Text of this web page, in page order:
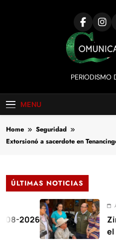
PERIODISMO
MENU
Home
Seguridad
Extorsionó a sacerdote en
ÚLTIMAS NOTICIAS
Agosto
el